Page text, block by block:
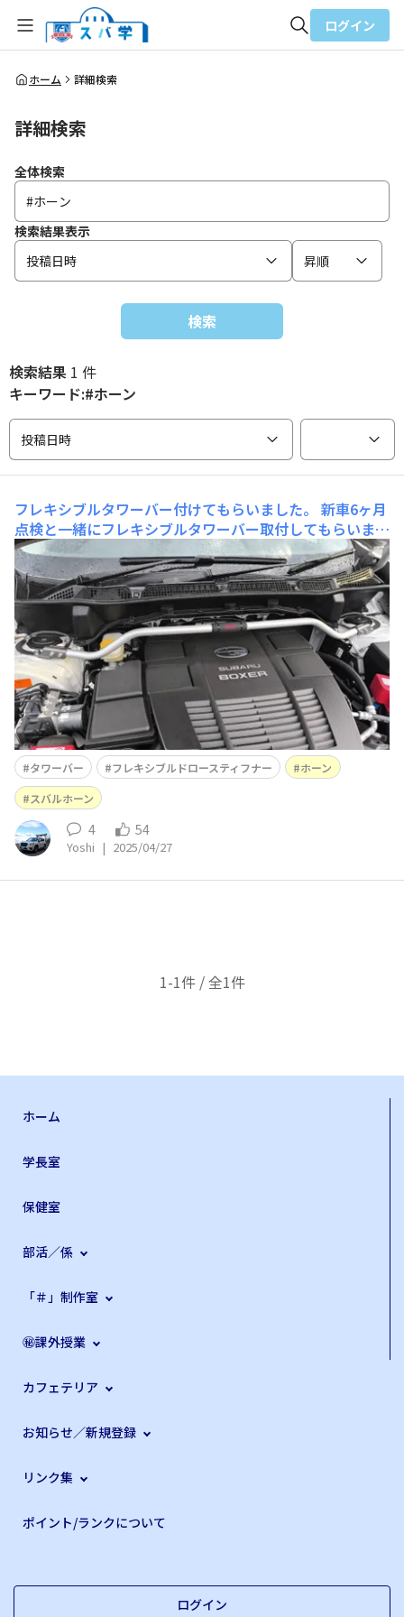
全体検索
ログイン
ホーム 詳細検索
詳細検索
全体検索
検索結果表示
投稿日時
昇順
検索
検索結果 1 件
キーワード:#ホーン
投稿日時
フレキシブルタワーバー付けてもらいました。 新車6ヶ月
点検と一緒にフレキシブルタワーバー取付してもらいまし
た。付けてはいけないパーツなら、純正(STI含み)で出し
てないでしょうと言う事で人生初のタワーバーです。気の
せい、自己満かもしれませんが、フォレスターには効果あ
りの気がします。街乗りとは言え、細い道、クネクネした
道、坂道もたくさんあります
タワーバー フレキシブルドロースティフナー
ホーン
スバルホーン
4 54
Yoshi | 2025/04/27
1-1件 / 全1件
ホーム
学長室
保健室
部活／係
「＃」制作室
㊙課外授業
カフェテリア
お知らせ／新規登録
リンク集
ポイント/ランクについて
ログイン